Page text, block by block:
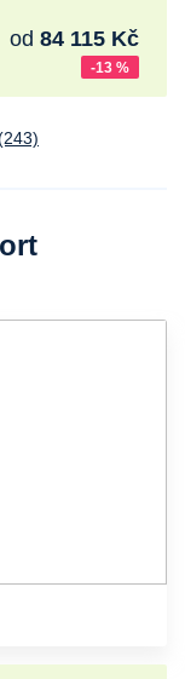
-13 %
od 84 115 Kč